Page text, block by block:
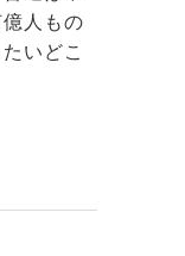
人もの
いどこ